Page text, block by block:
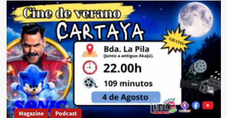
Magazine Podcast